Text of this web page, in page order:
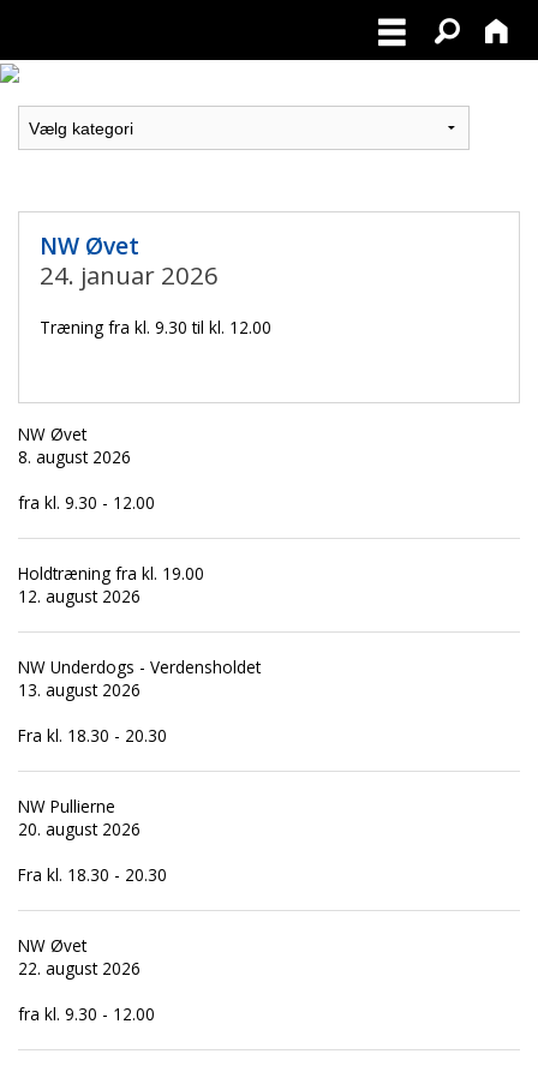
NW Øvet
24. januar 2026
Træning fra kl. 9.30 til kl. 12.00
NW Øvet
8. august 2026
fra kl. 9.30 - 12.00
Holdtræning fra kl. 19.00
12. august 2026
NW Underdogs - Verdensholdet
13. august 2026
Fra kl. 18.30 - 20.30
NW Pullierne
20. august 2026
Fra kl. 18.30 - 20.30
NW Øvet
22. august 2026
fra kl. 9.30 - 12.00